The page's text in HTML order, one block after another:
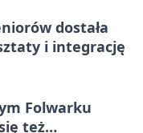
dostała
i integrację
Folwarku
też